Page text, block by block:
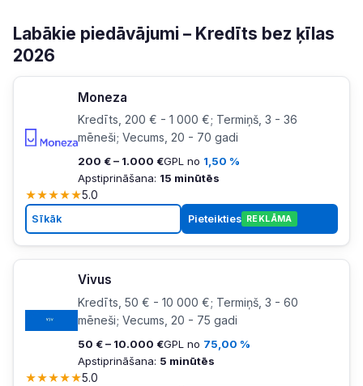
Labākie piedāvājumi – Kredīts bez ķīlas
2026
Moneza
Kredīts, 200 € - 1 000 €; Termiņš, 3 - 36
mēneši; Vecums, 20 - 70 gadi
200 € – 1.000 €GPL no 1,50 %
Apstiprināšana: 15 minūtēs
★★★★★5.0
Sīkāk Pieteikties REKLĀMA
Vivus
Kredīts, 50 € - 10 000 €; Termiņš, 3 - 60
mēneši; Vecums, 20 - 75 gadi
50 € – 10.000 €GPL no 75,00 %
Apstiprināšana: 5 minūtēs
★★★★★5.0